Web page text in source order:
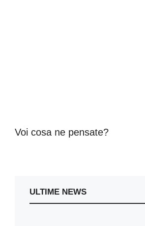
Voi cosa ne pensate?
ULTIME NEWS